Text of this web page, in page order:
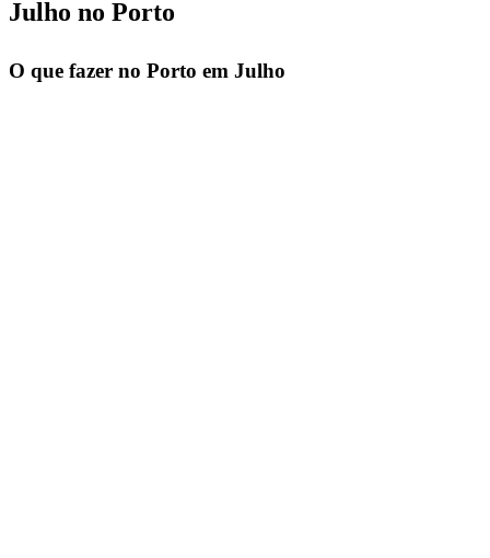
Julho no Porto
O que fazer no Porto em Julho